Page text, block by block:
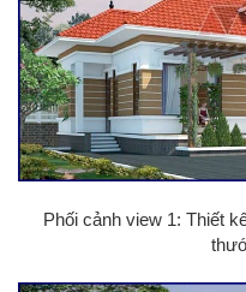
Phối cảnh view 1: Thiết